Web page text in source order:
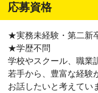
応募資格
★実務未経験・第二新
★学歴不問
学校やスクール、職業
若手から、豊富な経験
お話したいと考えてい